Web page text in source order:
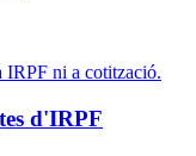
IRPF ni a cotització.
d'IRPF